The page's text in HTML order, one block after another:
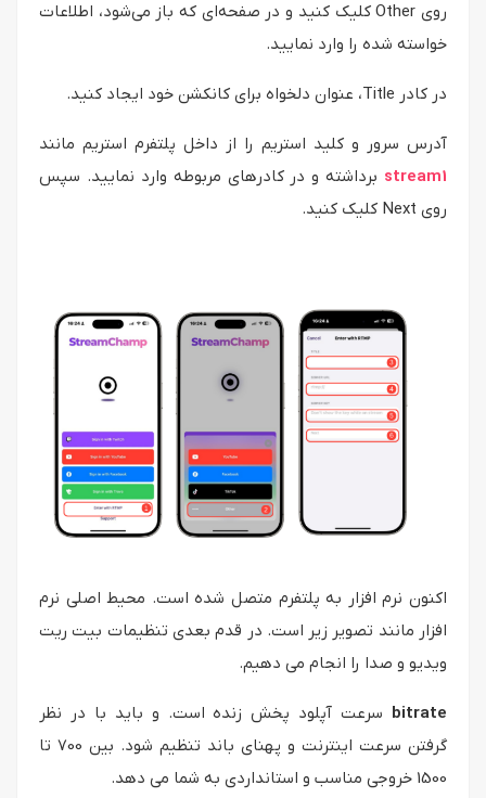
روی Other کلیک کنید و در صفحه‌ای که باز می‌شود، اطلاعات
خواسته شده را وارد نمایید.
در کادر Title، عنوان دلخواه برای کانکشن خود ایجاد کنید.
آدرس سرور و کلید استریم را از داخل پلتفرم استریم مانند
stream1 برداشته و در کادرهای مربوطه وارد نمایید. سپس
روی Next کلیک کنید.
اکنون نرم افزار به پلتفرم متصل شده است. محیط اصلی نرم
افزار مانند تصویر زیر است. در قدم بعدی تنظیمات بیت ریت
ویدیو و صدا را انجام می دهیم.
bitrate سرعت آپلود پخش زنده است. و باید با در نظر
گرفتن سرعت اینترنت و پهنای باند تنظیم شود. بین 700 تا
1500 خروجی مناسب و استانداردی به شما می دهد.